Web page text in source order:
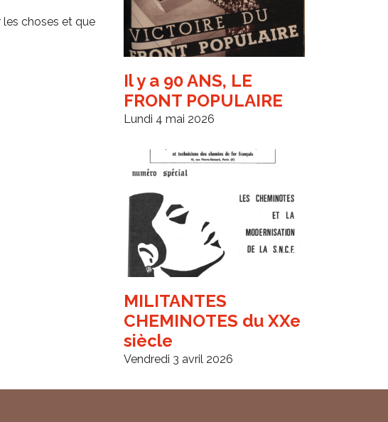
choses et que
Il y a 90 ANS, LE
FRONT POPULAIRE
Lundi 4 mai 2026
MILITANTES
CHEMINOTES du XXe
siècle
Vendredi 3 avril 2026